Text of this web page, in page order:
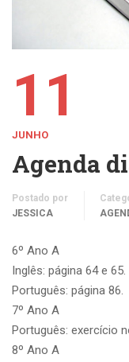
11
JUNHO
Agenda
Postado por
JESSICA
6º Ano A
Inglês: página 64 e 65.
Português: página 86.
7º Ano A
Português: exercício
8º Ano A